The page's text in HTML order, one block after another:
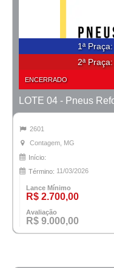
1ª Praça:
2ª Praça:
ENCERRADO
2601
Contagem, MG
Início:
Término: 11/03/2026
Lance Mínimo
R$ 2.700,00
Avaliação
R$ 9.000,00